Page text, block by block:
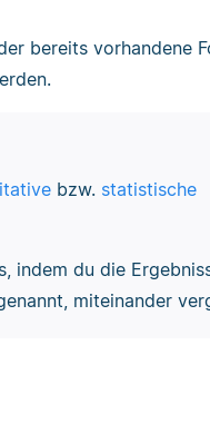
bereits vorhandene
bzw. statistische
indem du die
miteinander